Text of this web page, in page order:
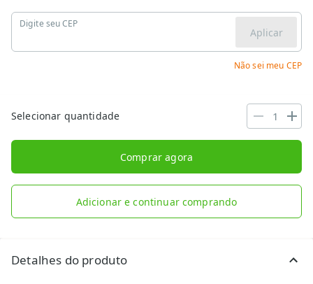
Digite seu CEP
Aplicar
Não sei meu CEP
Selecionar quantidade
Comprar agora
Adicionar e continuar comprando
Detalhes do produto